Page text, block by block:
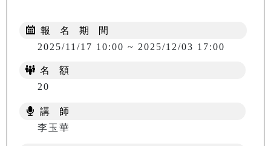
報 名 期 間
2025/11/17 10:00 ~ 2025/12/03 17:00
名 額
20
講 師
李玉華